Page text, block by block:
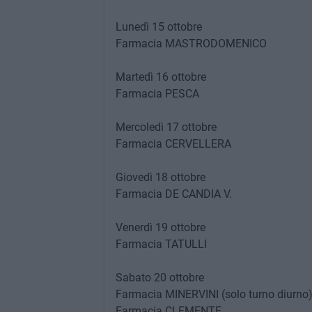
Lunedì 15 ottobre
Farmacia MASTRODOMENICO
Martedì 16 ottobre
Farmacia PESCA
Mercoledì 17 ottobre
Farmacia CERVELLERA
Giovedì 18 ottobre
Farmacia DE CANDIA V.
Venerdì 19 ottobre
Farmacia TATULLI
Sabato 20 ottobre
Farmacia MINERVINI (solo turno diurno)